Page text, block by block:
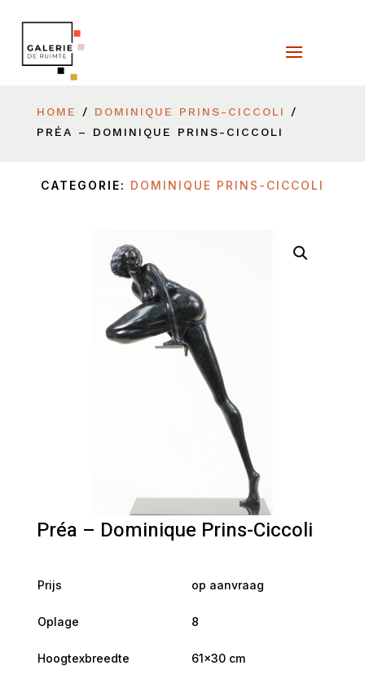
HOME / DOMINIQUE PRINS-CICCOLI
/
PRÉA – DOMINIQUE PRINS-CICCOLI
CATEGORIE: DOMINIQUE PRINS-CICCOLI
Préa – Dominique Prins-Ciccoli
Prijs op aanvraag
Oplage 8
Hoogtexbreedte 61×30 cm